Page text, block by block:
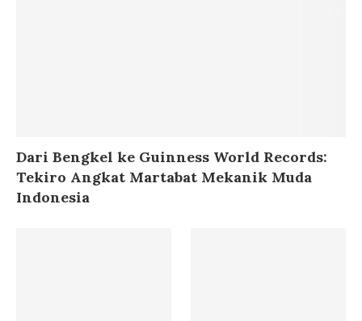
Dari Bengkel ke Guinness World Records:
Tekiro Angkat Martabat Mekanik Muda
Indonesia